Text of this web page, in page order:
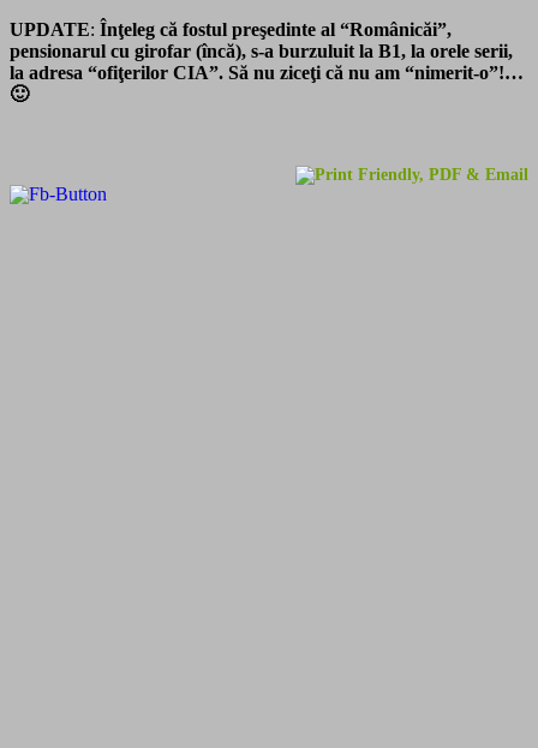
UPDATE: Înţeleg că fostul preşedinte al “Românicăi”,
pensionarul cu girofar (încă), s-a burzuluit la B1, la orele serii,
la adresa “ofiţerilor CIA”. Să nu ziceţi că nu am “nimerit-o”!…
🙂